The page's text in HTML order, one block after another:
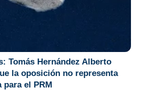
Tomás Hernández Alberto
la oposición no representa
para el PRM